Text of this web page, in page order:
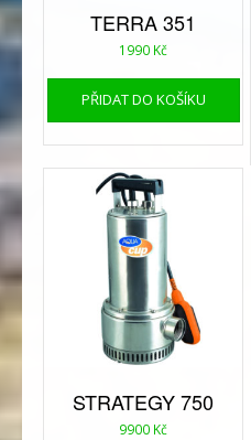
TERRA 351
1990 Kč
PŘIDAT DO KOŠÍKU
STRATEGY 750
9900 Kč